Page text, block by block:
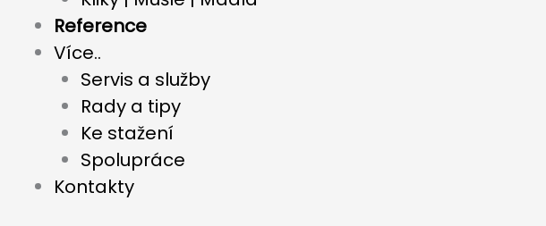
Reference
Více..
Servis a služby
Rady a tipy
Ke stažení
Spolupráce
Kontakty